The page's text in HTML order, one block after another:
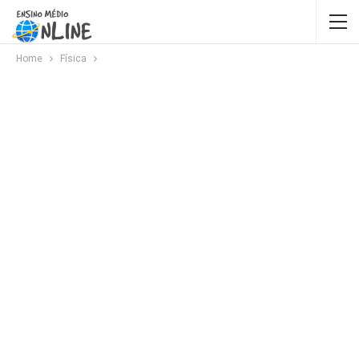
Home Física